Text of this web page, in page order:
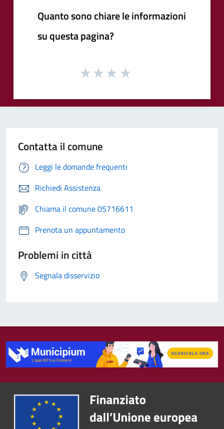
Quanto sono chiare le informazioni
su questa pagina?
Contatta il comune
Leggi le domande frequenti
Richiedi Assistenza
Chiama il comune 05716611
Prenota un appuntamento
Problemi in città
Segnala disservizio